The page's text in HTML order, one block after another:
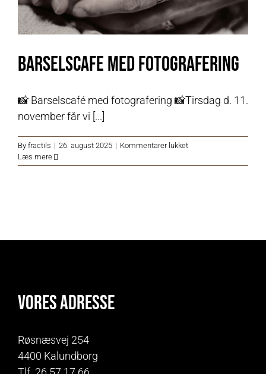
Barselscafe med fotografering
📸 Barselscafé med fotografering 📸Tirsdag d. 11.
november får vi [...]
By fractils | 26. august 2025 | Kommentarer lukkettil
med
Læs mere
Vores adresse
Røsnæsvej 254
4400 Kalundborg